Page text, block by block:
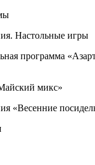
Настольные игры
программа
микс»
«Весенние